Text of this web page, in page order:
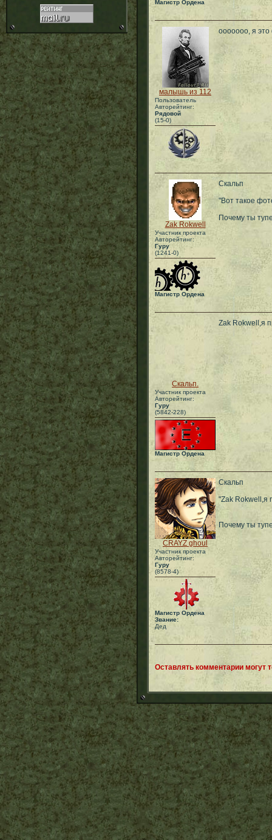
Магистр Ордена
малышь из 112
Пользователь
Авторейтинг:
Рядовой
(15-0)
ооооооо, я
Zak Rokwell
Участник проекта
Авторейтинг:
Гуру
(1241-0)
Магистр Ордена
Скальп
"Вот такое
Почему ты
Скальп.
Участник проекта
Авторейтинг:
Гуру
(5842-228)
Магистр Ордена
Zak Rokwell,я
CRAYZ ghoul
Участник проекта
Авторейтинг:
Гуру
(8578-4)
Магистр Ордена
Звание:
Дед
Скальп
"Zak Rokwell,я
Почему ты
Оставлять комментарии могут